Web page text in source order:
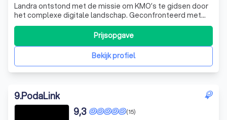
Landra ontstond met de missie om KMO’s te gidsen door
het complexe digitale landschap. Geconfronteerd met
tegenstrijdige informatie over online zichtbaarheid,
streven wij ernaar elke klant te leiden naar oplossingen die
perfect aansluiten bij hun specifieke noden, wensen en
budget. Bij Landra vindtBekijk profiel
Prijsopgave
9.PodaLink
(15)
9,3